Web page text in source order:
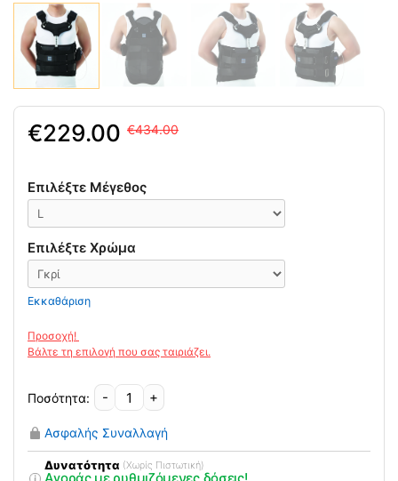
434.00
229.00
229.00€.
Επιλέξτε Μέγεθος
Επιλέξτε Χρώμα
Εκκαθάριση
-
Σπονδυλικό
Σύστημα
Οσφύος
(T-
+
Ασφαλής Συναλλαγή
Δυνατότητα (Χωρίς Πιστωτική)